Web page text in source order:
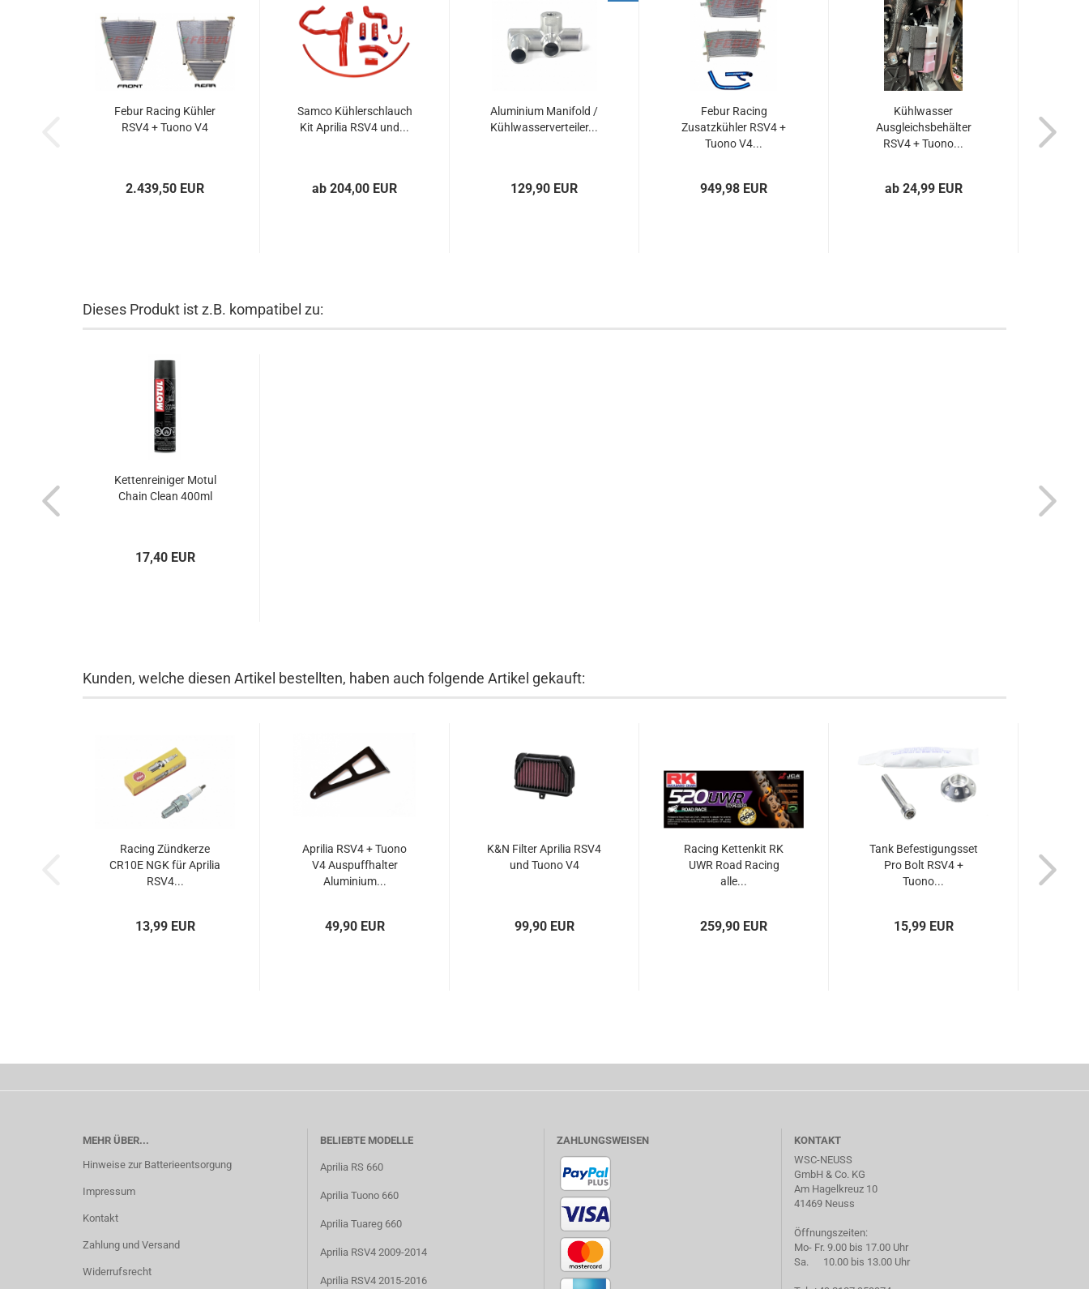
Febur Racing Kühler
RSV4 + Tuono V4
2.439,50 EUR
Samco Kühlerschlauch
Kit Aprilia RSV4 und...
ab 204,00 EUR
Aluminium Manifold /
Kühlwasserverteiler...
129,90 EUR
Febur Racing
Zusatzkühler RSV4 +
Tuono V4...
949,98 EUR
Kühlwasser
Ausgleichsbehälter
RSV4 + Tuono...
ab 24,99 EUR
Dieses Produkt ist z.B. kompatibel zu:
Kettenreiniger Motul
Chain Clean 400ml
17,40 EUR
Kunden, welche diesen Artikel bestellten, haben auch folgende Artikel gekauft:
Racing Zündkerze
CR10E NGK für Aprilia
RSV4...
13,99 EUR
Aprilia RSV4 + Tuono
V4 Auspuffhalter
Aluminium...
49,90 EUR
K&N Filter Aprilia RSV4
und Tuono V4
99,90 EUR
Racing Kettenkit RK
UWR Road Racing
alle...
259,90 EUR
Tank Befestigungsset
Pro Bolt RSV4 +
Tuono...
15,99 EUR
MEHR ÜBER...
Hinweise zur Batterieentsorgung
Impressum
Kontakt
Zahlung und Versand
Widerrufsrecht
BELIEBTE MODELLE
Aprilia RS 660
Aprilia Tuono 660
Aprilia Tuareg 660
Aprilia RSV4 2009-2014
Aprilia RSV4 2015-2016
ZAHLUNGSWEISEN
KONTAKT
WSC-NEUSS
GmbH & Co. KG
Am Hagelkreuz 10
41469 Neuss
Öffnungszeiten:
Mo- Fr. 9.00 bis 17.00 Uhr
Sa. 10.00 bis 13.00 Uhr